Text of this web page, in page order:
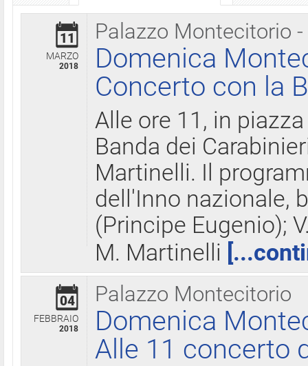
Palazzo Montecitorio
11
MARZO
2018
Domenica
Concerto con la
Alle ore 11, in
Banda dei
Martinelli. Il
dell'Inno nazionale,
(Principe Eugenio);
M. Martinelli
Palazzo Montecitorio
04
FEBBRAIO
2018
Domenica
Alle 11 concerto